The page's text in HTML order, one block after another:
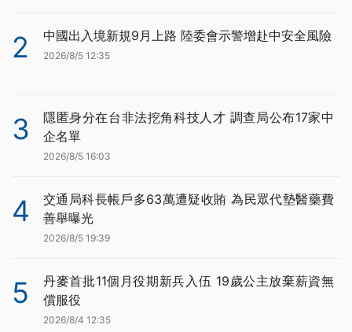
2 中國出入境新規9月上路 陸委會示警增赴中安全風險
2026/8/5 12:35
3
隱匿身分在台非法挖角科技人才 調查局公布17家中
企名單
2026/8/5 16:03
4
交通局科長帳戶多63萬遭疑收賄 為民眾代墊醫藥費
善舉曝光
2026/8/5 19:39
5
丹麥首批11個月役期新兵入伍 19歲公主放棄薪資無
償服役
2026/8/4 12:35